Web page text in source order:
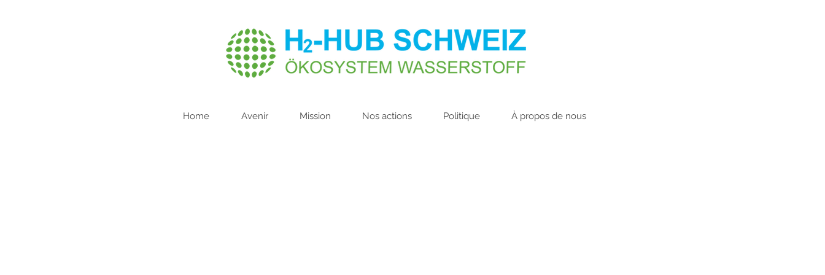
Home Avenir Mission Nos actions Politique À propos de nous